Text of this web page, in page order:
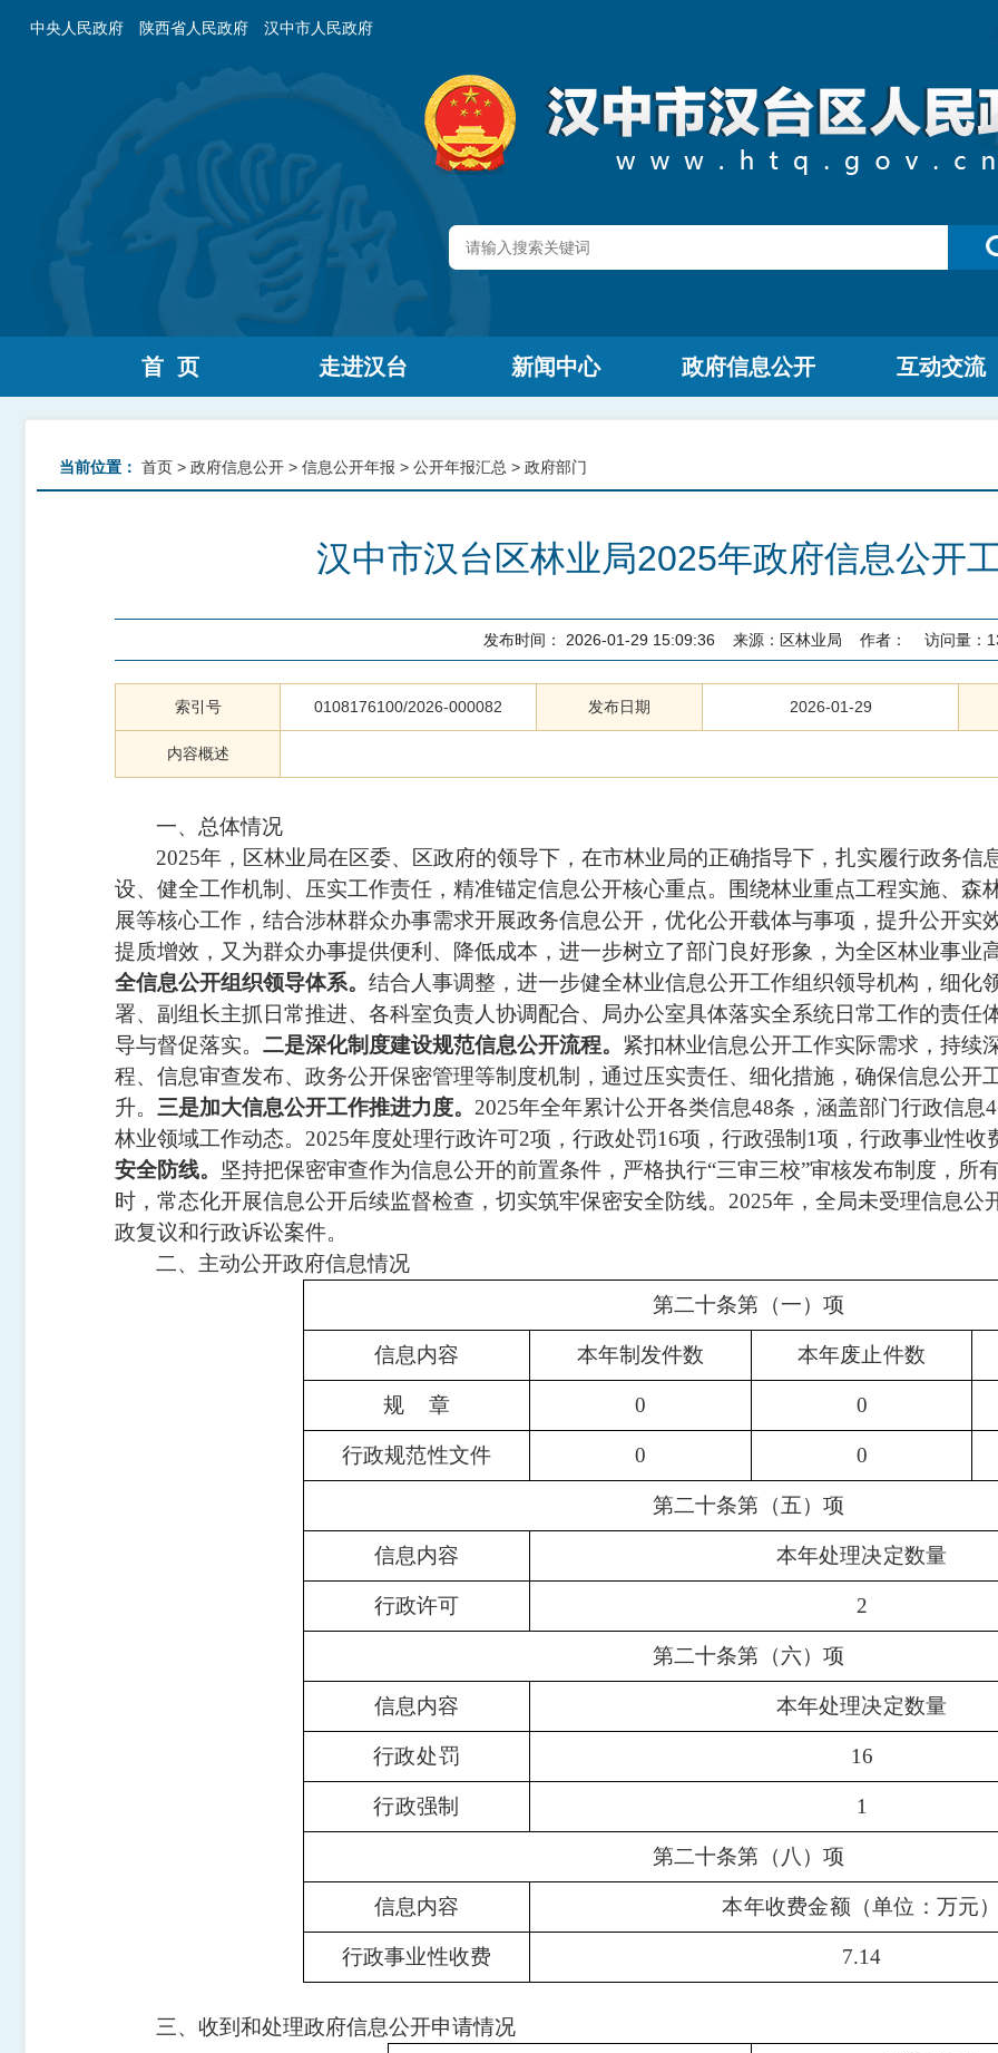
中央人民政府 陕西省人民政府 汉中市人民政府
首 页 走进汉台 新闻中心 政府信息公开 互动交流
当前位置： 首页 > 政府信息公开 > 信息公开年报 > 公开年报汇总 > 政府部门
汉中市汉台区林业局2025年政府信息公开
发布时间： 2026-01-29 15:09:36 来源： 区林业局 作者： 访问量：
索引号 0108176100/2026-000082 发布日期 2026-01-29
内容概述
一、总体情况
2025年，区林业局在区委、区政府的领导下，在市林业局的正确指导下，扎实履行政务信
设、健全工作机制、压实工作责任，精准锚定信息公开核心重点。围绕林业重点工程实施、森
展等核心工作，结合涉林群众办事需求开展政务信息公开，优化公开载体与事项，提升公开实
提质增效，又为群众办事提供便利、降低成本，进一步树立了部门良好形象，为全区林业事业
全信息公开组织领导体系。 结合人事调整，进一步健全林业信息公开工作组织领导机构，细化
署、副组长主抓日常推进、各科室负责人协调配合、局办公室具体落实全系统日常工作的责任
导与督促落实。 二是深化制度建设规范信息公开流程。 紧扣林业信息公开工作实际需求，持续
程、信息审查发布、政务公开保密管理等制度机制，通过压实责任、细化措施，确保信息公开
升。 三是加大信息公开工作推进力度。 2025年全年累计公开各类信息48条，涵盖部门行政信息4
林业领域工作动态。 2025年度处理行政许可2项，行政处罚16项，行政强制 1项，行政事业性收
安全防线。 坚持把保密审查作为信息公开的前置条件，严格执行“三审三校”审核发布制度，所
时，常态化开展信息公开后续监督检查，切实筑牢保密安全防线。 2025年，全局未受理信息公
政复议和行政诉讼案件。
二、主动公开政府信息情况
第二十条第 （一） 项
信息内容 本年制发件数 本年废止件数
规 章 0 0
行政规范性文件 0 0
第二十条第 （五） 项
信息内容 本年处理决定数量
行政许可 2
第二十条第 （六） 项
信息内容 本年处理决定数量
行政处罚 16
行政强制 1
第二十条第 （ 八 ） 项
信息内容 本年收费金额 （单位：万元
行政事业性收费 7.14
三、收到和处理政府信息公开申请情况